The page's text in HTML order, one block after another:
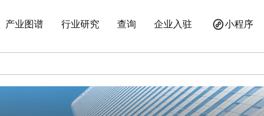
产业图谱 行业研究 查询 企业入驻 小程序